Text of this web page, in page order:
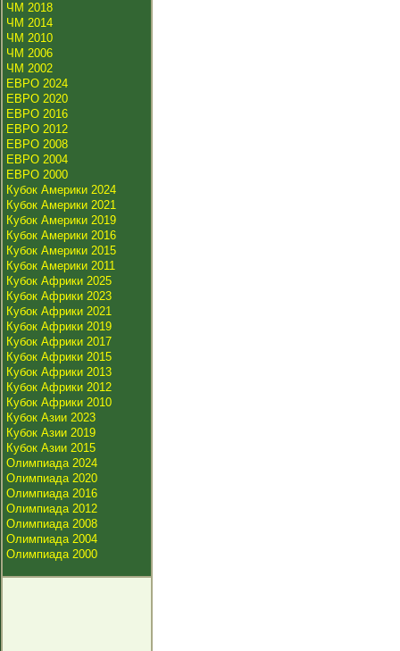
ЧМ 2018
ЧМ 2014
ЧМ 2010
ЧМ 2006
ЧМ 2002
ЕВРО 2024
ЕВРО 2020
ЕВРО 2016
ЕВРО 2012
ЕВРО 2008
ЕВРО 2004
ЕВРО 2000
Кубок Америки 2024
Кубок Америки 2021
Кубок Америки 2019
Кубок Америки 2016
Кубок Америки 2015
Кубок Америки 2011
Кубок Африки 2025
Кубок Африки 2023
Кубок Африки 2021
Кубок Африки 2019
Кубок Африки 2017
Кубок Африки 2015
Кубок Африки 2013
Кубок Африки 2012
Кубок Африки 2010
Кубок Азии 2023
Кубок Азии 2019
Кубок Азии 2015
Олимпиада 2024
Олимпиада 2020
Олимпиада 2016
Олимпиада 2012
Олимпиада 2008
Олимпиада 2004
Олимпиада 2000